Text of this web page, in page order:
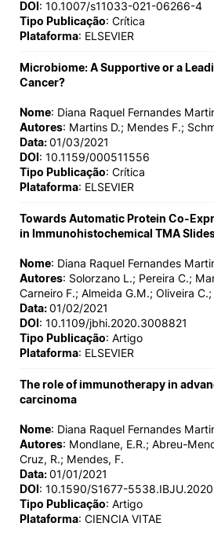
DOI: 10.1007/s11033-021-06266-4
Tipo Publicação: Crítica
Plataforma: ELSEVIER
Microbiome: A Supportive or a
Cancer?
Nome: Diana Raquel Fernandes
Autores: Martins D.; Mendes F.;
Data:01/03/2021
DOI: 10.1159/000511556
Tipo Publicação: Crítica
Plataforma: ELSEVIER
Towards Automatic Protein Co-
in Immunohistochemical TMA
Nome: Diana Raquel Fernandes
Autores: Solorzano L.; Pereira C.;
Carneiro F.; Almeida G.M.; Oliveira
Data:01/02/2021
DOI: 10.1109/jbhi.2020.3008821
Tipo Publicação: Artigo
Plataforma: ELSEVIER
The role of immunotherapy in
carcinoma
Nome: Diana Raquel Fernandes
Autores: Mondlane, E.R.; Abreu-
Cruz, R.; Mendes, F.
Data:01/01/2021
DOI: 10.1590/S1677-
Tipo Publicação: Artigo
Plataforma: CIENCIA VITAE